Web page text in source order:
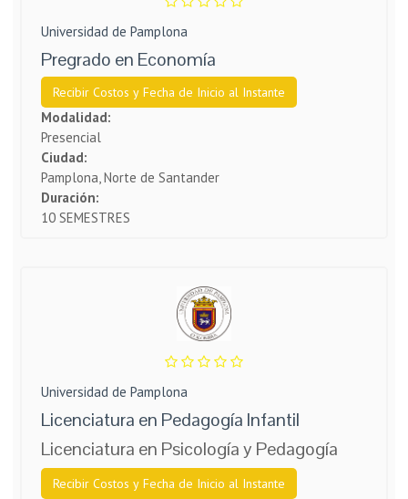
Universidad de Pamplona
Pregrado en Economía
Recibir Costos y Fecha de Inicio al Instante
Modalidad:
Presencial
Ciudad:
Pamplona, Norte de Santander
Duración:
10 SEMESTRES
Universidad de Pamplona
Licenciatura en Pedagogía Infantil
Licenciatura en Psicología y Pedagogía
Recibir Costos y Fecha de Inicio al Instante